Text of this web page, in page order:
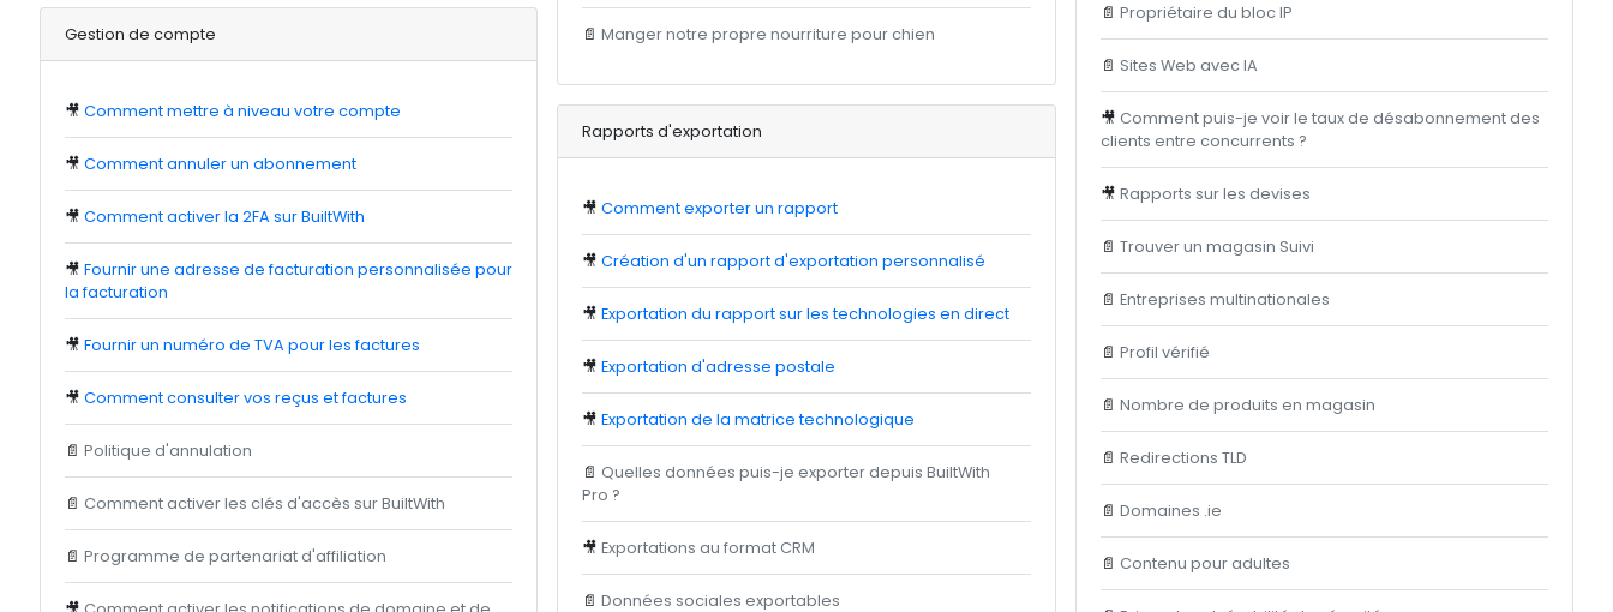
Gestion de compte
🎥 Comment mettre à niveau votre compte
🎥 Comment annuler un abonnement
🎥 Comment activer la 2FA sur BuiltWith
🎥 Fournir une adresse de facturation personnalisée pour
la facturation
🎥 Fournir un numéro de TVA pour les factures
🎥 Comment consulter vos reçus et factures
📄 Politique d'annulation
📄 Comment activer les clés d'accès sur BuiltWith
📄 Programme de partenariat d'affiliation
📄Manger notre propre nourriture pour chien
Rapports d'exportation
🎥Comment exporter un rapport
🎥Création d'un rapport d'exportation personnalisé
🎥Exportation du rapport sur les technologies en direct
🎥Exportation d'adresse postale
🎥Exportation de la matrice technologique
📄 Quelles données puis-je exporter depuis BuiltWith
Pro ?
🎥Exportations au format CRM
📄Données sociales exportables
📄 Propriétaire du bloc IP
📄 Sites Web avec IA
🎥 Comment puis-je voir le taux de désabonnement des
clients entre concurrents ?
🎥 Rapports sur les devises
📄 Trouver un magasin Suivi
📄 Entreprises multinationales
📄 Profil vérifié
📄 Nombre de produits en magasin
📄 Redirections TLD
📄 Domaines .ie
📄 Contenu pour adultes